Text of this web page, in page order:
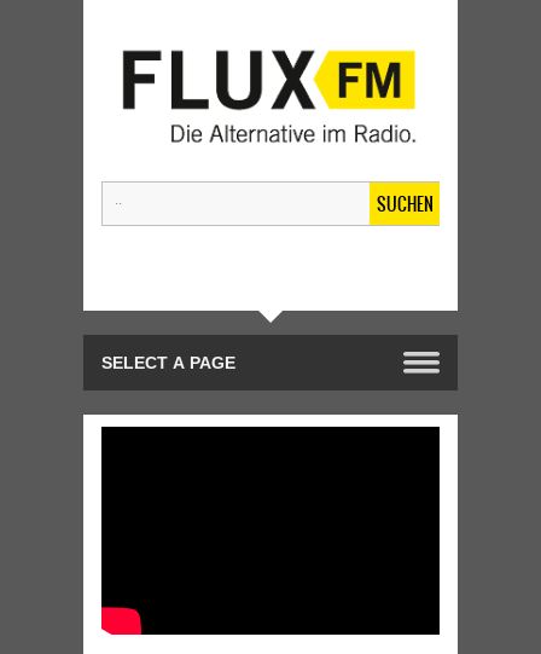
SUCHEN